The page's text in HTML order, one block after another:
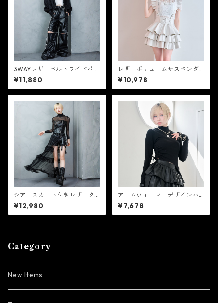
3WAYレザーベルトワイドパン
ツ 【CR25371】
¥11,880
レザーボリュームサスペンダ
ースカート ホワイト【CR103
67】
¥10,978
シアースカート付きレザーク
ロスパンツ 【CR25376】
¥12,980
アームウォーマーデザインハ
イネックトップス ブラック
【CR10359】
¥7,678
Category
New Items